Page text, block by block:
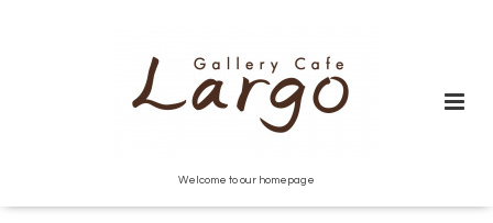
Welcome to our homepage